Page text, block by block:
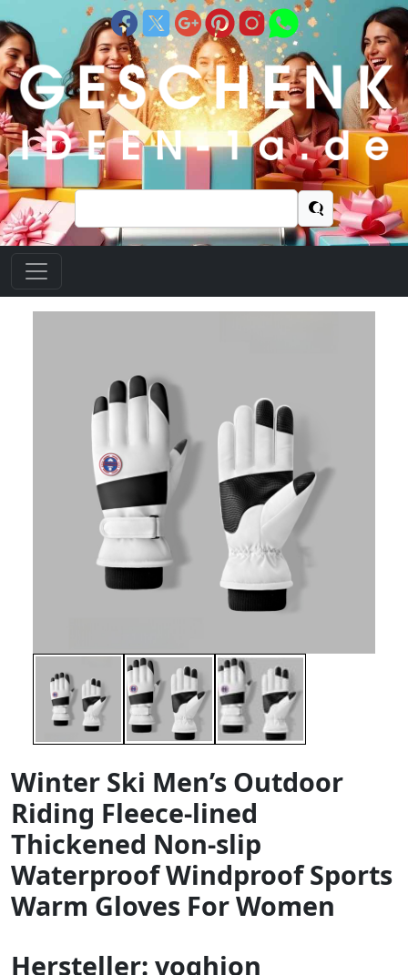
Suchen
nach:
Winter Ski Men’s Outdoor
Riding Fleece-lined
Thickened Non-slip
Waterproof Windproof Sports
Warm Gloves For Women
Hersteller: voghion